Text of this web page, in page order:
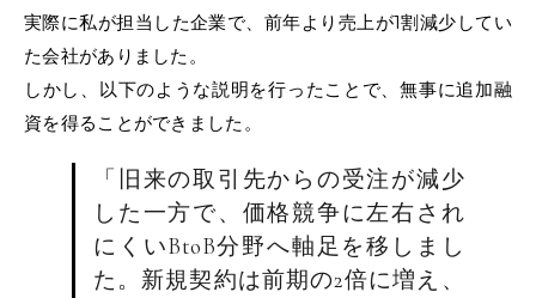
実際に私が担当した企業で、前年より売上が1割減少してい
た会社がありました。
しかし、以下のような説明を行ったことで、無事に追加融
資を得ることができました。
「旧来の取引先からの受注が減少
した一方で、価格競争に左右され
にくいBtoB分野へ軸足を移しまし
た。新規契約は前期の2倍に増え、